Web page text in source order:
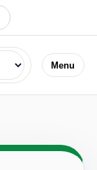
Menu
Jazyk